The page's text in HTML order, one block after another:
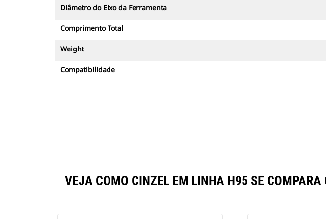
Diâmetro do Eixo da Ferramenta
Comprimento Total
Weight
Compatibilidade
VEJA COMO CINZEL EM LINHA H95 SE COMPARA